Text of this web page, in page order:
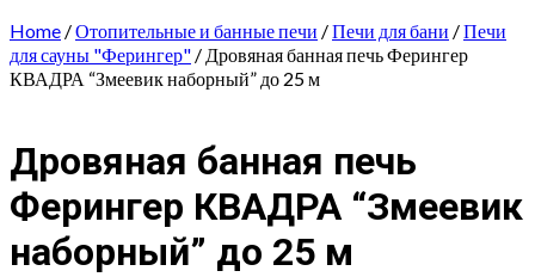
Home /Отопительные и банные печи /Печи для бани /Печи
для сауны "Ферингер" / Дровяная банная печь Ферингер
КВАДРА “Змеевик наборный” до 25 м
Дровяная банная печь
Ферингер КВАДРА “Змеевик
наборный” до 25 м